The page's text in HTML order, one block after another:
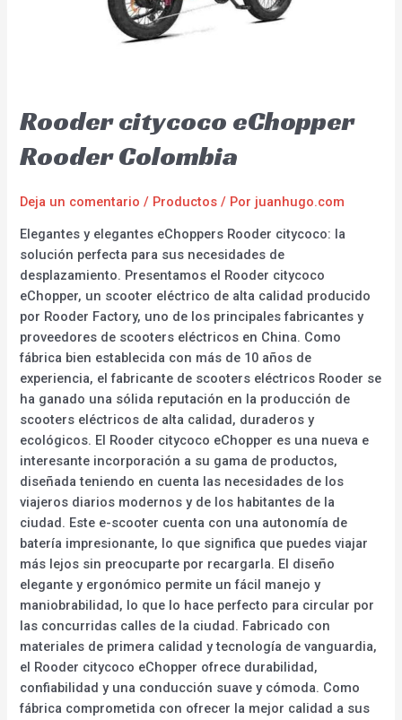
Rooder citycoco eChopper
Rooder Colombia
Deja un comentario / Productos / Por juanhugo.com
Elegantes y elegantes eChoppers Rooder citycoco: la
solución perfecta para sus necesidades de
desplazamiento. Presentamos el Rooder citycoco
eChopper, un scooter eléctrico de alta calidad producido
por Rooder Factory, uno de los principales fabricantes y
proveedores de scooters eléctricos en China. Como
fábrica bien establecida con más de 10 años de
experiencia, el fabricante de scooters eléctricos Rooder se
ha ganado una sólida reputación en la producción de
scooters eléctricos de alta calidad, duraderos y
ecológicos. El Rooder citycoco eChopper es una nueva e
interesante incorporación a su gama de productos,
diseñada teniendo en cuenta las necesidades de los
viajeros diarios modernos y de los habitantes de la
ciudad. Este e-scooter cuenta con una autonomía de
batería impresionante, lo que significa que puedes viajar
más lejos sin preocuparte por recargarla. El diseño
elegante y ergonómico permite un fácil manejo y
maniobrabilidad, lo que lo hace perfecto para circular por
las concurridas calles de la ciudad. Fabricado con
materiales de primera calidad y tecnología de vanguardia,
el Rooder citycoco eChopper ofrece durabilidad,
confiabilidad y una conducción suave y cómoda. Como
fábrica comprometida con ofrecer la mejor calidad a sus